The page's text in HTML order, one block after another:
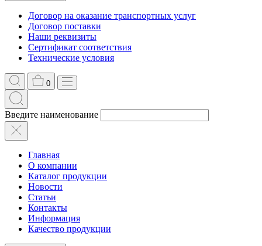
Договор на оказание транспортных услуг
Договор поставки
Наши реквизиты
Сертификат соответствия
Технические условия
0
Введите наименование
Главная
О компании
Каталог продукции
Новости
Статьи
Контакты
Информация
Качество продукции